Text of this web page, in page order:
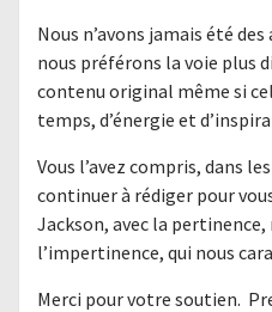
Nous n’avons jamais été
nous préférons la voie plus
contenu original même si
temps, d’énergie et
Vous l’avez compris, dans
continuer à rédiger pour
Jackson, avec la
l’impertinence, qui nous
Merci pour votre soutien.